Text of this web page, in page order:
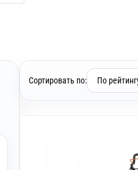
Сортировать по: